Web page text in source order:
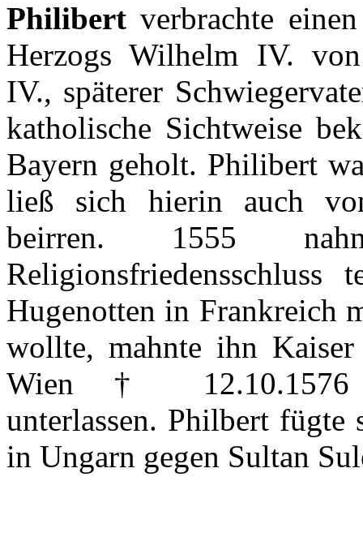
Philibert verbrachte einen
Herzogs Wilhelm IV.
IV., späterer
katholische Sichtweise
Bayern geholt. Philibert
ließ
sich hierin auch
beirren. 1555
Religionsfriedensschluss
Hugenotten in Frankreich
wollte, mahnte ihn
Wien †
unterlassen. Philbert fügte
in Ungarn gegen Sultan